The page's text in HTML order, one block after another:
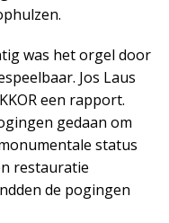
was het orgel door
Jos Laus
een rapport.
gedaan om
status
restauratie
de pogingen